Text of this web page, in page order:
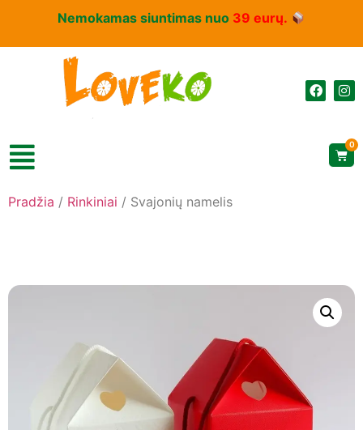
Nemokamas siuntimas nuo 39 eurų.
0
Pradžia / Rinkiniai / Svajonių namelis